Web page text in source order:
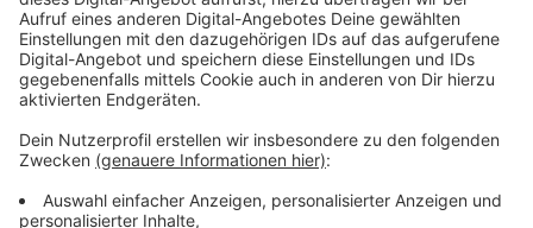
mehrere Wild- und Haustiere vorgefunden, wobei die
Haltungsbedingungen nicht immer den Vorgaben
entsprachen, heißt es. Konkret konnte der Kreis das
aber nicht erklären. Die Wildtiere wurden jetzt
überwiegend ausgewildert. Die Wildtierorganisation
Fell und Federn hat nun einen Anwalt eingeschaltet -
anbieten, heißt es.